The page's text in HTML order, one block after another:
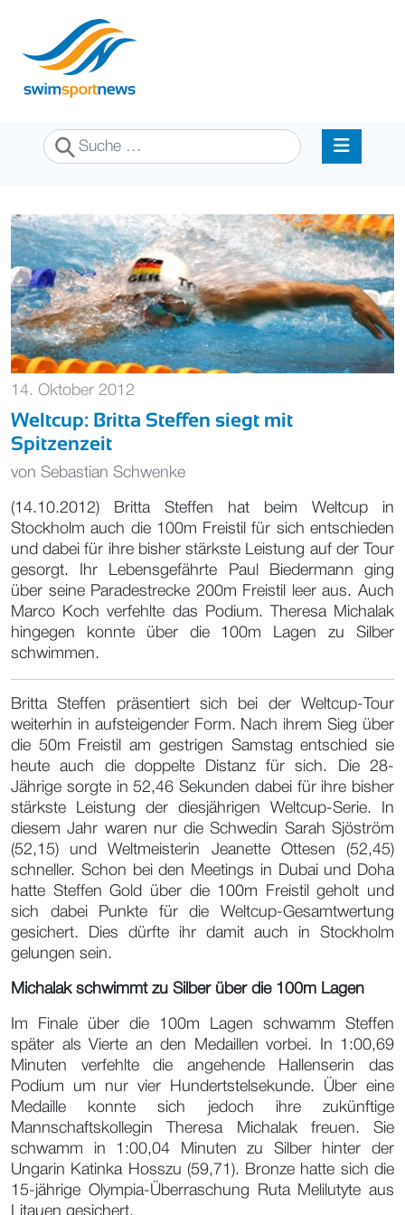
Suchen
14. Oktober 2012
Weltcup: Britta Steffen siegt mit
Spitzenzeit
von Sebastian Schwenke
(14.10.2012) Britta Steffen hat beim Weltcup in
Stockholm auch die 100m Freistil für sich entschieden
und dabei für ihre bisher stärkste Leistung auf der Tour
gesorgt. Ihr Lebensgefährte Paul Biedermann ging
über seine Paradestrecke 200m Freistil leer aus. Auch
Marco Koch verfehlte das Podium. Theresa Michalak
hingegen konnte über die 100m Lagen zu Silber
schwimmen.
Britta Steffen präsentiert sich bei der Weltcup-Tour
weiterhin in aufsteigender Form. Nach ihrem Sieg über
die 50m Freistil am gestrigen Samstag entschied sie
heute auch die doppelte Distanz für sich. Die 28-
Jährige sorgte in 52,46 Sekunden dabei für ihre bisher
stärkste Leistung der diesjährigen Weltcup-Serie. In
diesem Jahr waren nur die Schwedin Sarah Sjöström
(52,15) und Weltmeisterin Jeanette Ottesen (52,45)
schneller. Schon bei den Meetings in Dubai und Doha
hatte Steffen Gold über die 100m Freistil geholt und
sich dabei Punkte für die Weltcup-Gesamtwertung
gesichert. Dies dürfte ihr damit auch in Stockholm
gelungen sein.
Michalak schwimmt zu Silber über die 100m Lagen
Im Finale über die 100m Lagen schwamm Steffen
später als Vierte an den Medaillen vorbei. In 1:00,69
Minuten verfehlte die angehende Hallenserin das
Podium um nur vier Hundertstelsekunde. Über eine
Medaille konnte sich jedoch ihre zukünftige
Mannschaftskollegin Theresa Michalak freuen. Sie
schwamm in 1:00,04 Minuten zu Silber hinter der
Ungarin Katinka Hosszu (59,71). Bronze hatte sich die
15-jährige Olympia-Überraschung Ruta Melilutyte aus
Litauen gesichert.